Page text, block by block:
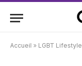
Accueil » LGBT Lifestyle